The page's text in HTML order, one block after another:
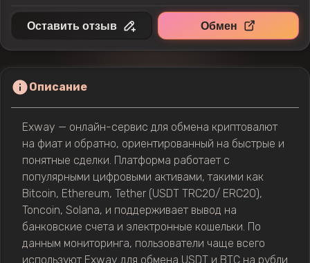
Оставить отзыв Обмен
Описание
Exway — онлайн-сервис для обмена криптовалют
на фиат и обратно, ориентированный на быстрые и
понятные сделки. Платформа работает с
популярными цифровыми активами, такими как
Bitcoin, Ethereum, Tether (USDT TRC20/ ERC20),
Toncoin, Solana, и поддерживает вывод на
банковские счета и электронные кошельки. По
данным мониторинга, пользователи чаще всего
используют Exway для обмена USDT и BTC на рубли